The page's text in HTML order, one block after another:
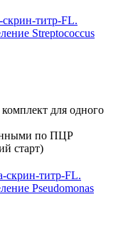
титр-FL.
Streptococcus
скрин-титр-FL.
Pseudomonas